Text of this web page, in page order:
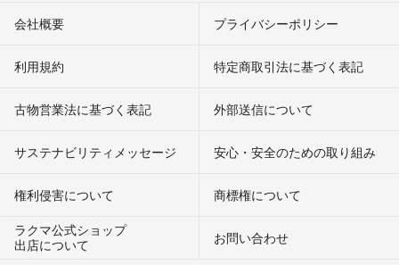
会社概要 プライバシーポリシー
利用規約 特定商取引法に基づく表記
古物営業法に基づく表記 外部送信について
サステナビリティメッセージ 安心・安全のための取り組み
権利侵害について
商標権について
ラクマ公式ショップ
出店について
お問い合わせ